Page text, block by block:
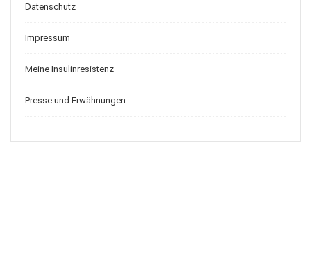
Datenschutz
Impressum
Meine Insulinresistenz
Presse und Erwähnungen